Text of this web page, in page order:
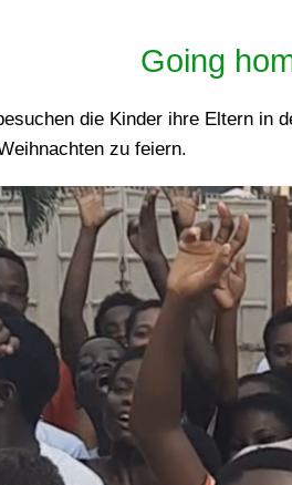
Going
die Kinder ihre Eltern in
zu feiern.